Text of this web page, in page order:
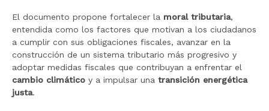
El documento propone fortalecer la moral tributaria,
entendida como los factores que motivan a los ciudadanos
a cumplir con sus obligaciones fiscales, avanzar en la
construcción de un sistema tributario más progresivo y
adoptar medidas fiscales que contribuyan a enfrentar el
cambio climático y a impulsar una transición energética
justa.